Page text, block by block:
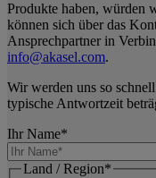
Produkte haben, würden
können sich über das
Ansprechpartner in
info@akasel.com.
Wir werden uns so
typische Antwortzeit
Ihr Name*
Land / Region*